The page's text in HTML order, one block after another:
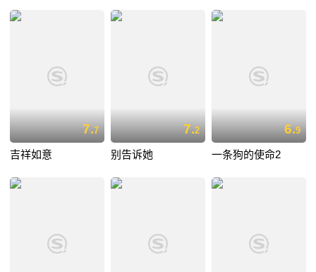
7.7
吉祥如意
7.2
别告诉她
6.9
一条狗的使命2